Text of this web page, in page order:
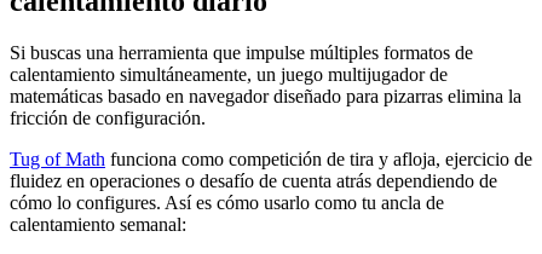
Si buscas una herramienta que impulse múltiples formatos de
calentamiento simultáneamente, un juego multijugador de
matemáticas basado en navegador diseñado para pizarras elimina la
fricción de configuración.
Tug of Math funciona como competición de tira y afloja, ejercicio de
fluidez en operaciones o desafío de cuenta atrás dependiendo de
cómo lo configures. Así es cómo usarlo como tu ancla de
calentamiento semanal: